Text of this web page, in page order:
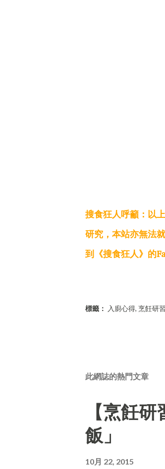
搜食狂人呼籲：以
研究，本站亦無法
到《搜食狂人》的
標籤： 入廚心得 烹飪研習
此網誌的熱門文章
【烹飪
飯」
10月 22, 2015